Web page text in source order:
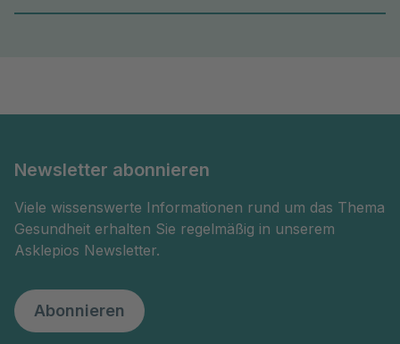
Newsletter abonnieren
Viele wissenswerte Informationen rund um das Thema
Gesundheit erhalten Sie regelmäßig in unserem
Asklepios Newsletter.
Abonnieren